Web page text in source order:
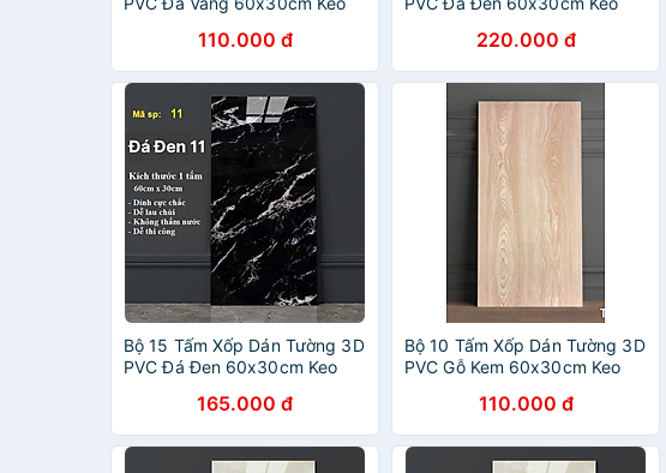
Sang Trọng110.000 đ
Sang Trọng220.000 đ
Bộ 15 Tấm Xốp Dán Tường 3D
PVC Đá Đen 60x30cm Keo
Sang Trọng165.000 đ
Bộ 10 Tấm Xốp Dán Tường 3D
PVC Gỗ Kem 60x30cm Keo
Sang Trọng110.000 đ